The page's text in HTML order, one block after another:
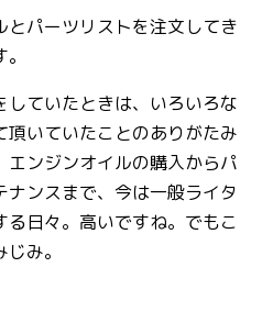
パーツリストを注文してき
ていたときは、いろいろな
いていたことのありがたみ
ンジンオイルの購入からパ
ンスまで、今は一般ライタ
日々。高いですね。でもこ
み。